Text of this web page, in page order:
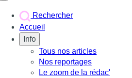
Rechercher
Accueil
Info
Tous nos articles
Nos reportages
Le zoom de la rédac'